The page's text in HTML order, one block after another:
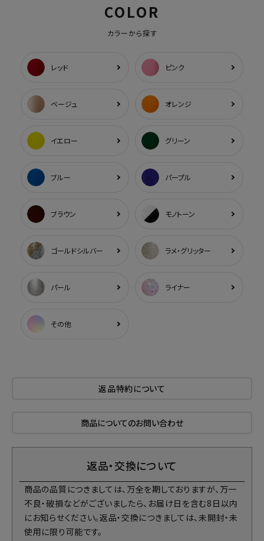
COLOR
カラーから探す
レッド ピンク
ベージュ オレンジ
イエロー グリーン
ブルー パープル
ブラウン モノトーン
ゴールドシルバー ラメ・グリッター
パール ライナー
その他
返品特約について
商品についてのお問い合わせ
返品・交換について
商品の品質につきましては、万全を期しておりますが、万一
不良・破損などがございましたら、お届け日を含む8日以内
にお知らせください。返品・交換につきましては、未開封・未
使用に限り可能です。